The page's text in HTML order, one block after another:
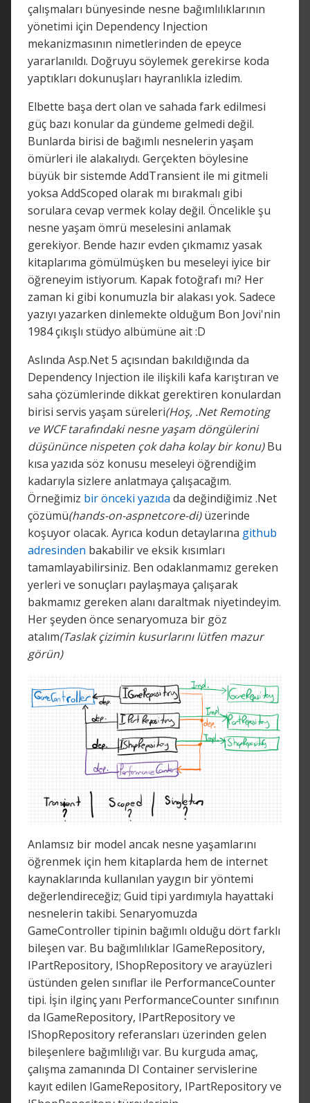
çalışmaları bünyesinde nesne bağımlılıklarının
yönetimi için Dependency Injection
mekanizmasının nimetlerinden de epeyce
yararlanıldı. Doğruyu söylemek gerekirse koda
yaptıkları dokunuşları hayranlıkla izledim.
Elbette başa dert olan ve sahada fark edilmesi
güç bazı konular da gündeme gelmedi değil.
Bunlarda birisi de bağımlı nesnelerin yaşam
ömürleri ile alakalıydı. Gerçekten böylesine
büyük bir sistemde AddTransient ile mi gitmeli
yoksa AddScoped olarak mı bırakmalı gibi
sorulara cevap vermek kolay değil. Öncelikle şu
nesne yaşam ömrü meselesini anlamak
gerekiyor. Bende hazır evden çıkmamız yasak
kitaplarıma gömülmüşken bu meseleyi iyice bir
öğreneyim istiyorum. Kapak fotoğrafı mı? Her
zaman ki gibi konumuzla bir alakası yok. Sadece
yazıyı yazarken dinlemekte olduğum Bon Jovi'nin
1984 çıkışlı stüdyo albümüne ait :D
Aslında Asp.Net 5 açısından bakıldığında da
Dependency Injection ile ilişkili kafa karıştıran ve
saha çözümlerinde dikkat gerektiren konulardan
birisi servis yaşam süreleri(Hoş, .Net Remoting
ve WCF tarafındaki nesne yaşam döngülerini
düşününce nispeten çok daha kolay bir konu)Bu
kısa yazıda söz konusu meseleyi öğrendiğim
kadarıyla sizlere anlatmaya çalışacağım.
Örneğimiz bir önceki yazıda da değindiğimiz .Net
çözümü(hands-on-aspnetcore-di)üzerinde
koşuyor olacak. Ayrıca kodun detaylarına github
adresinden bakabilir ve eksik kısımları
tamamlayabilirsiniz. Ben odaklanmamız gereken
yerleri ve sonuçları paylaşmaya çalışarak
bakmamız gereken alanı daraltmak niyetindeyim.
Her şeyden önce senaryomuza bir göz
atalım(Taslak çizimin kusurlarını lütfen mazur
görün)
Anlamsız bir model ancak nesne yaşamlarını
öğrenmek için hem kitaplarda hem de internet
kaynaklarında kullanılan yaygın bir yöntemi
değerlendireceğiz; Guid tipi yardımıyla hayattaki
nesnelerin takibi. Senaryomuzda
GameController tipinin bağımlı olduğu dört farklı
bileşen var. Bu bağımlılıklar IGameRepository,
IPartRepository, IShopRepository ve arayüzleri
üstünden gelen sınıflar ile PerformanceCounter
tipi. İşin ilginç yanı PerformanceCounter sınıfının
da IGameRepository, IPartRepository ve
IShopRepository referansları üzerinden gelen
bileşenlere bağımlılığı var. Bu kurguda amaç,
çalışma zamanında DI Container servislerine
kayıt edilen IGameRepository, IPartRepository ve